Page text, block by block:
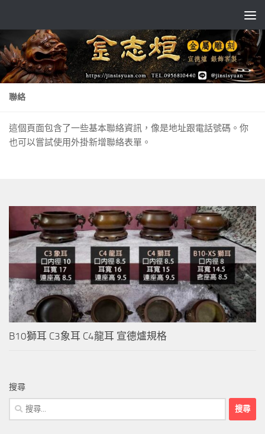
聯絡
這個頁面包含了一些基本聯絡資訊，像是地址跟電話號碼。你
也可以嘗試使用外掛新增聯絡表單。
B10獅耳 C3象耳 C4龍耳 宣德爐規格
搜尋
搜
尋